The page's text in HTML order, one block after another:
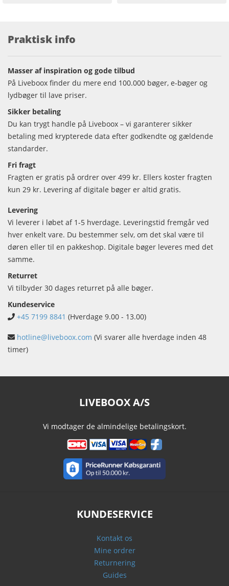
Praktisk info
Masser af inspiration og gode tilbud
På Liveboox finder du mere end 100.000 bøger, e-bøger og
lydbøger til lave priser.
Sikker betaling
Du kan trygt handle på Liveboox – vi garanterer sikker
betaling med krypterede data efter godkendte og gældende
standarder.
Fri fragt
Fragten er gratis på ordrer over 499 kr. Ellers koster fragten
kun 29 kr. Levering af digitale bøger er altid gratis.
Levering
Vi leverer i løbet af 1-5 hverdage. Leveringstid fremgår ved
hver enkelt vare. Du bestemmer selv, om det skal være til
døren eller til en pakkeshop. Digitale bøger leveres med det
samme.
Returret
Vi tilbyder 30 dages returret på alle bøger.
Kundeservice
+45 7199 8841 (Hverdage 9.00 - 13.00)
hotline@liveboox.com (Vi svarer alle hverdage inden 48
timer)
LIVEBOOX A/S
Vi modtager de almindelige betalingskort.
KUNDESERVICE
Kontakt os
Mine ordrer
Returnering
Guides